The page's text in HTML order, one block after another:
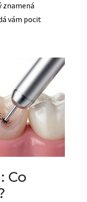
znamená
vám pocit
Co